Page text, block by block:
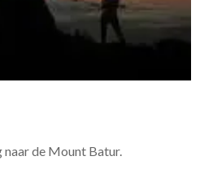
naar de Mount Batur.